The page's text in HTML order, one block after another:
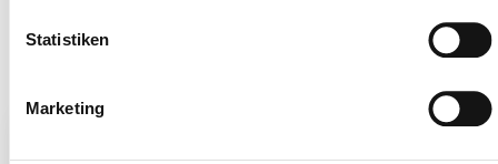
Statistiken
Marketing
Anzeigen